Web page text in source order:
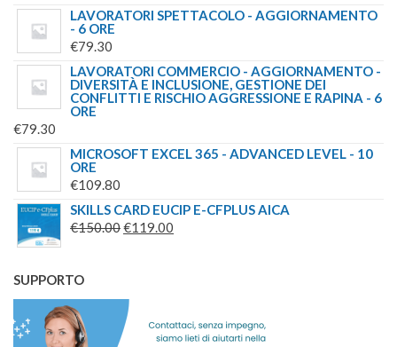
LAVORATORI SPETTACOLO - AGGIORNAMENTO
- 6 ORE
€79.30
LAVORATORI COMMERCIO - AGGIORNAMENTO -
DIVERSITÀ E INCLUSIONE, GESTIONE DEI
CONFLITTI E RISCHIO AGGRESSIONE E RAPINA - 6
ORE
€79.30
MICROSOFT EXCEL 365 - ADVANCED LEVEL - 10
ORE
€109.80
SKILLS CARD EUCIP E-CFPLUS AICA
€150.00IL
€150.00.
€119.00
SUPPORTO